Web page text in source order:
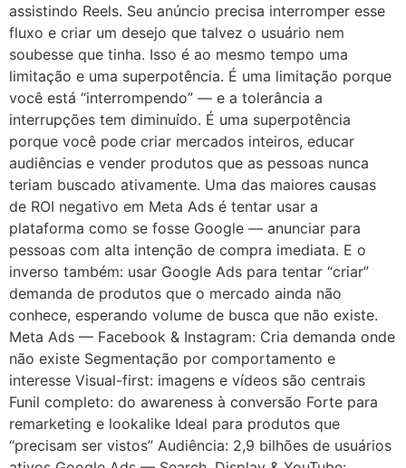
assistindo Reels. Seu anúncio precisa interromper esse
fluxo e criar um desejo que talvez o usuário nem
soubesse que tinha. Isso é ao mesmo tempo uma
limitação e uma superpotência. É uma limitação porque
você está “interrompendo” — e a tolerância a
interrupções tem diminuído. É uma superpotência
porque você pode criar mercados inteiros, educar
audiências e vender produtos que as pessoas nunca
teriam buscado ativamente. Uma das maiores causas
de ROI negativo em Meta Ads é tentar usar a
plataforma como se fosse Google — anunciar para
pessoas com alta intenção de compra imediata. E o
inverso também: usar Google Ads para tentar “criar”
demanda de produtos que o mercado ainda não
conhece, esperando volume de busca que não existe.
Meta Ads — Facebook & Instagram: Cria demanda onde
não existe Segmentação por comportamento e
interesse Visual-first: imagens e vídeos são centrais
Funil completo: do awareness à conversão Forte para
remarketing e lookalike Ideal para produtos que
“precisam ser vistos” Audiência: 2,9 bilhões de usuários